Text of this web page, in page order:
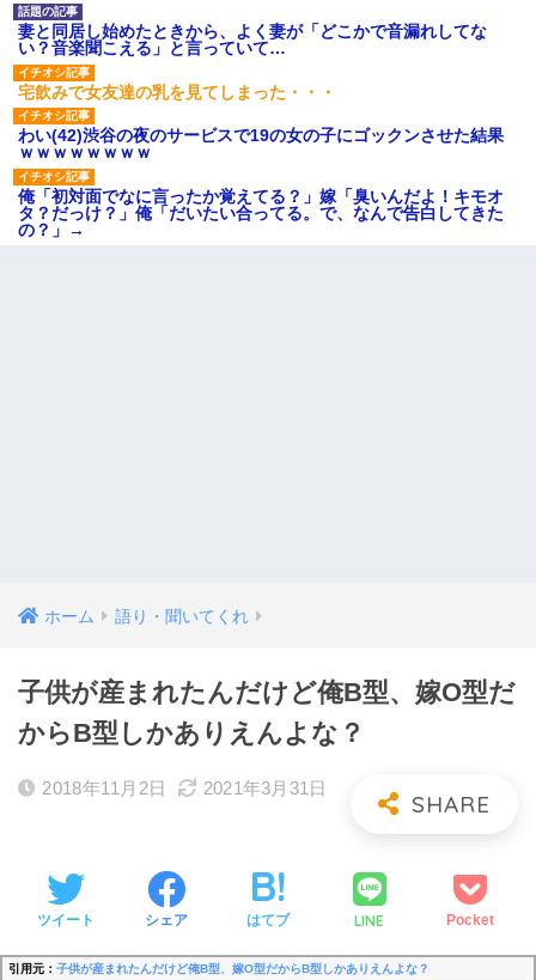
妻と同居し始めたときから、よく妻が「どこかで音漏れしてな
い？音楽聞こえる」と言っていて…
宅飲みで女友達の乳を見てしまった・・・
わい(42)渋谷の夜のサービスで19の女の子にゴックンさせた結果
ｗｗｗｗｗｗｗｗ
俺「初対面でなに言ったか覚えてる？」嫁「臭いんだよ！キモオ
タ？だっけ？」俺「だいたい合ってる。で、なんで告白してきた
の？」→
ホーム 語り・聞いてくれ
子供が産まれたんだけど俺B型、嫁O型だ
からB型しかありえんよな？
2018年11月2日 2021年3月31日
ツイート シェア はてブ LINE Pocket
引用元： 子供が産まれたんだけど俺B型、嫁O型だからB型しかありえんよな？